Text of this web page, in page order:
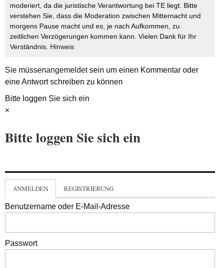
moderiert, da die juristische Verantwortung bei TE liegt. Bitte
verstehen Sie, dass die Moderation zwischen Mitternacht und
morgens Pause macht und es, je nach Aufkommen, zu
zeitlichen Verzögerungen kommen kann. Vielen Dank für Ihr
Verständnis. Hinweis
Sie müssenangemeldetsein um einen Kommentar oder
eine Antwort schreiben zu können
Bitte loggen Sie sich ein
×
Bitte loggen Sie sich ein
ANMELDEN REGISTRIERUNG
Benutzername oder E-Mail-Adresse
Passwort